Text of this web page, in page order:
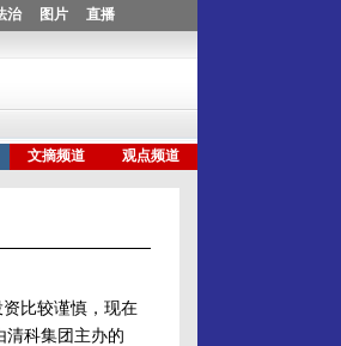
比较谨慎，现在
清科集团主办的